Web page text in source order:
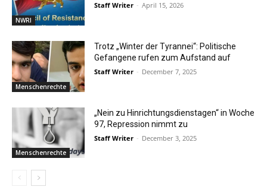
NWRI
Staff Writer - April 15, 2026
Menschenrechte
Trotz „Winter der Tyrannei“: Politische
Gefangene rufen zum Aufstand auf
Staff Writer - December 7, 2025
Menschenrechte
„Nein zu Hinrichtungsdienstagen“ in Woche
97, Repression nimmt zu
Staff Writer - December 3, 2025